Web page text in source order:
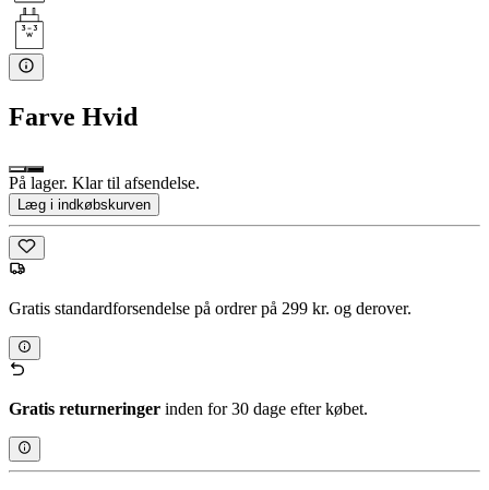
Farve Hvid
På lager. Klar til afsendelse.
Læg i indkøbskurven
Gratis standardforsendelse på ordrer på 299 kr. og derover.
Gratis returneringer inden for 30 dage efter købet.